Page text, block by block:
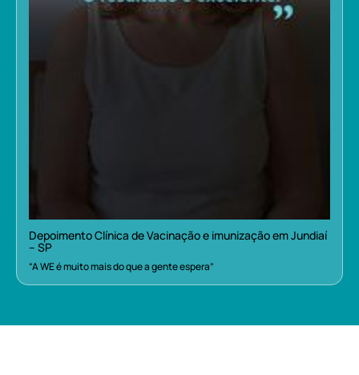
Depoimento Clínica de Vacinação e imunização em Jundiaí
– SP
“A WE é muito mais do que a gente espera”